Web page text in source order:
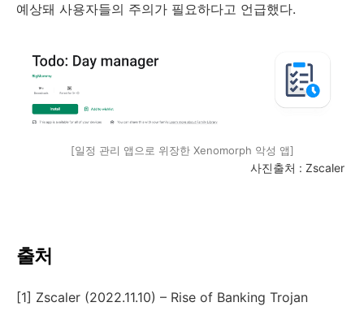
예상돼 사용자들의 주의가 필요하다고 언급했다.
[일정 관리 앱으로 위장한 Xenomorph 악성 앱]
사진출처 : Zscaler
출처
[1] Zscaler (2022.11.10) – Rise of Banking Trojan